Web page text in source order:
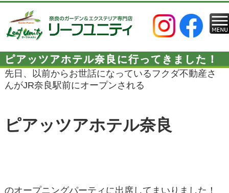
ピアッツアホテル奈良に行ってきました！
先日、以前からお世話になっているフクダ不動産さ
んがJR奈良駅前にオープンされる
ピアッツアホテル奈良
のオープニングパーティに出席してまいりました！